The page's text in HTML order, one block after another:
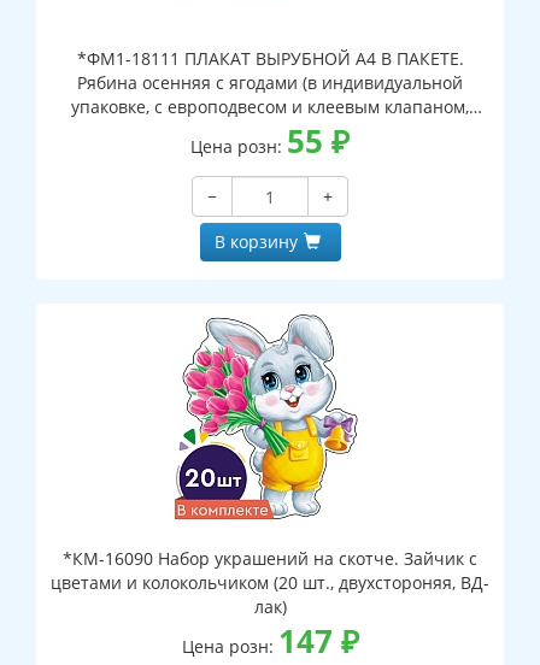
*ФМ1-18111 ПЛАКАТ ВЫРУБНОЙ А4 В ПАКЕТЕ.
Рябина осенняя с ягодами (в индивидуальной
упаковке, с европодвесом и клеевым клапаном,
двухсторонний, ВД-лак)
Цена розн: 55 ₽
−
+
В корзину
*КМ-16090 Набор украшений на скотче. Зайчик с
цветами и колокольчиком (20 шт., двухстороняя, ВД-
лак)
Цена розн: 147 ₽